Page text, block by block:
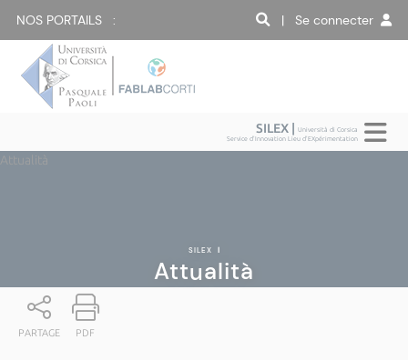
NOS PORTAILS : | Se connecter
SILEX |Università di Corsica
Service d'Innovation Lieu d'EXpérimentation
Attualità
SILEX |
Attualità
PARTAGE PDF